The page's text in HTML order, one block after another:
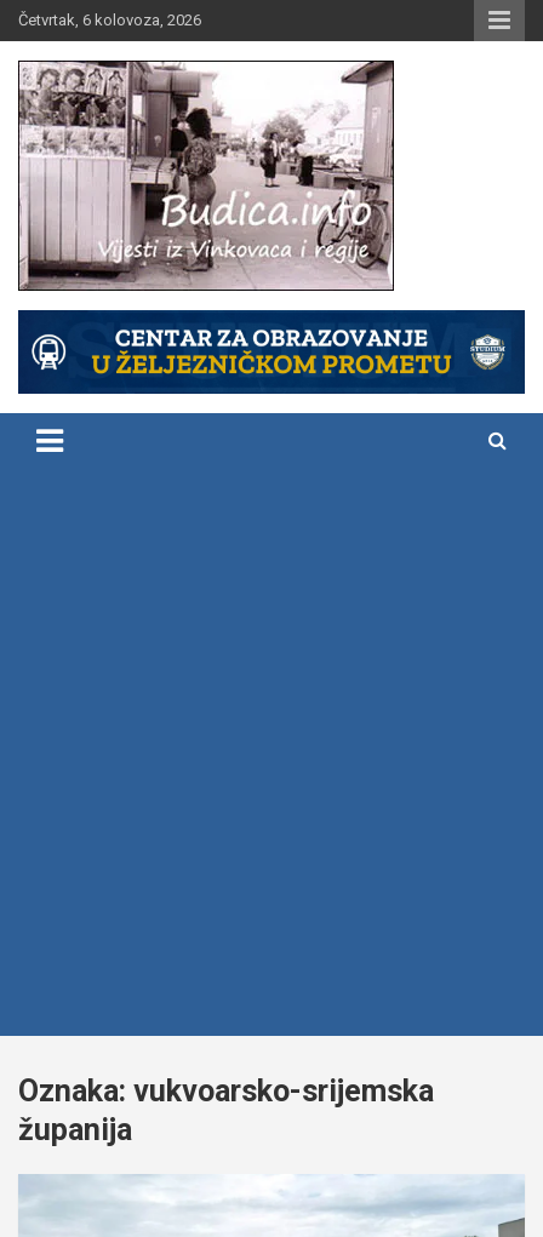
Skip
to
content
Četvrtak, 6 kolovoza, 2026
Budica.info
Oznaka: vukvoarsko-srijemska
županija